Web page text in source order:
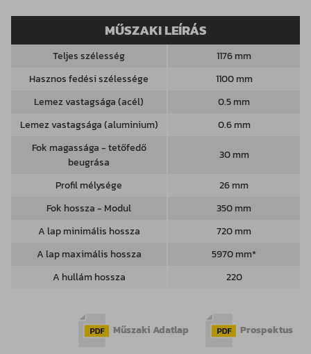
MŰSZAKI LEÍRÁS
Teljes szélesség
1176 mm
Hasznos fedési szélessége
1100 mm
Lemez vastagsága (acél)
0.5 mm
Lemez vastagsága (aluminium)
0.6 mm
Fok magassága - tetőfedő
beugrása
30 mm
Profil mélysége
26 mm
Fok hossza - Modul
350 mm
A lap minimális hossza
720 mm
A lap maximális hossza
5970 mm*
A hullám hossza
220
Műszaki Adatlap Prospektus